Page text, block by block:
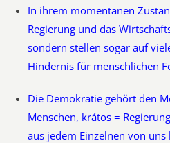
In ihrem momentanen
Regierung und das
sondern stellen sogar auf
Hindernis für menschlichen
Die Demokratie gehört den
Menschen, krátos =
aus jedem Einzelnen von